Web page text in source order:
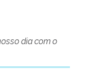
dia com o